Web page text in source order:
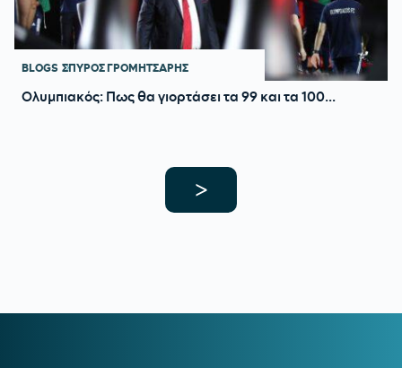
BLOGS ΣΠΥΡΟΣ ΓΡΟΜΗΤΣΑΡΗΣ
Ολυμπιακός: Πως θα γιορτάσει τα 99 και τα 100...
>